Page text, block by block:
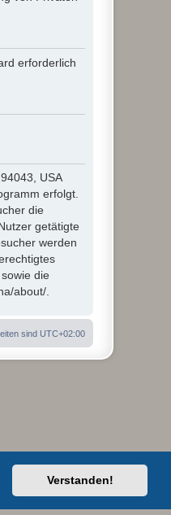
Verstanden!
erforderlich
USA
erfolgt.
die
getätigte
werden
die
about/.
sind UTC+02:00